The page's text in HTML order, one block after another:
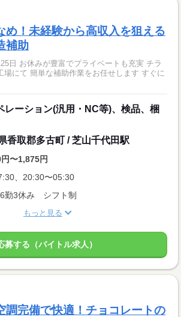
め！未経験から高収入を狙える
補助
日 お休みが豊富でプライベートも充実 チラ
場にて 簡単な補助作業をお任せします すぐに
レーション(汎用・NC等)、検品、梱
香取郡多古町 / 芝山千代田駅
〜1,875円
、20:30〜05:30
勤3休み シフト制
もっと見る
募する（バイトル求人）
完備で快適！チョコレートの